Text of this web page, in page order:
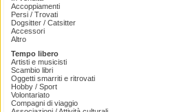
Accoppiamenti
Persi / Trovati
Dogsitter / Catsitter
Accessori
Altro
Tempo libero
Artisti e musicisti
Scambio libri
Oggetti smarriti e ritrovati
Hobby / Sport
Volontariato
Compagni di viaggio